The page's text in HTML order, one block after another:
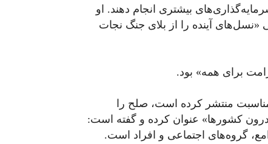
بیشتری انجام دهند. او
«نسل‌های آینده را از بلای جنگ نجات
برای همه» بود.
منتشر کرده است، صلح را
کشورها» عنوان کرده و گفته است:
گروه‌های اجتماعی و افراد است.